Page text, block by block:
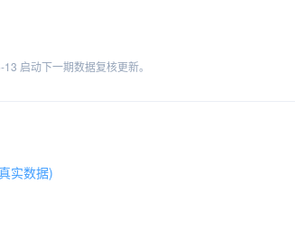
启动下一期数据复核更新。
实数据)